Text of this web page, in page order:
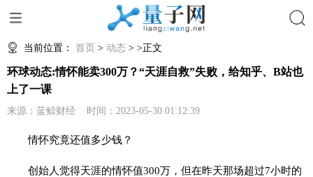
当前位置： 首页 > 动态 > >正文
环球动态:情怀能卖300万？“天涯自救”失败，给知乎、B站也
上了一课
来源：蓝鲸财经 时间：2023-05-30 01:12:39
情怀究竟还值多少钱？
创始人觉得天涯的情怀值300万，但在昨天那场超过7小时的